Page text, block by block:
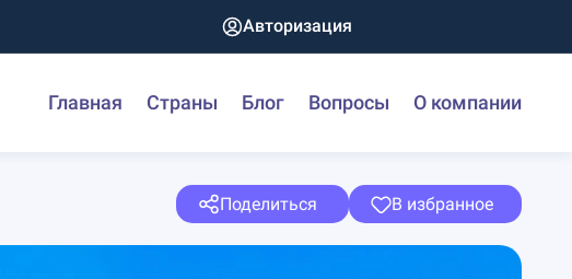
Авторизация
Главная Страны Блог Вопросы О компании
Поделиться В избранное